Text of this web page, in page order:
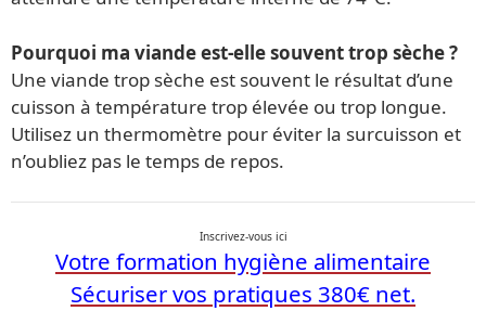
Pourquoi ma viande est-elle souvent trop sèche ?
Une viande trop sèche est souvent le résultat d’une
cuisson à température trop élevée ou trop longue.
Utilisez un thermomètre pour éviter la surcuisson et
n’oubliez pas le temps de repos.
Inscrivez-vous ici
Votre formation hygiène alimentaire
Sécuriser vos pratiques 380€ net.